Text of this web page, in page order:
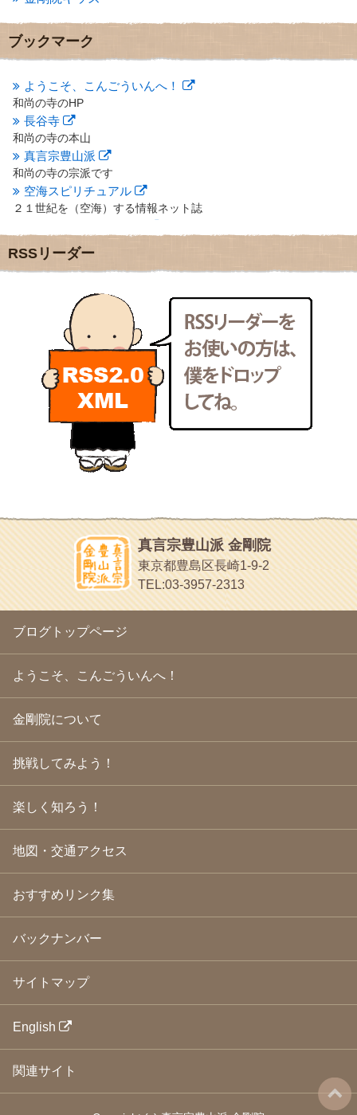
2013年1月(6)
2012年12月(7)
2012年11月(7)
2012年10月
2012年8月
(9)
2012年7月(10)
2012年6月
2012年5月(16)
2012年4月 (16)
2012年3月(17)
2012年2月(20)
2012年1月(25)
2011年11月(28)
2011年10月(31)
2011年9月(24)
2011年7月(18)
2011年6月
2011年5月
(15)
2011年4月(17)
2011年3月(15)
2011年2月
2011年1月(22)
2010年12月(21)
2010年11月
2010年10月(13)
(16)
2010年6月(18)
2010年5月(22)
2010年4月(25)
2010年3月
(22)
2010年2月(23)
2010年1月(23)
(18)
2009年11月
(20)
2009年10月(20)
2009年9月 (20)
2009年6月(22)
2009年5月(20)
2009年4月
(24)
2009年3月(21)
2009年2月(19)
2009年1月(25)
2008年10月
(31)
2008年9月(24)
2008年8月(24)
2008年5月(21)
(24)
2008年2月 (21)
2008年1月(23)
2007年12月
2007年9月
2007年8月(26)
ブックマーク
ようこそ、こんごういんへ！
和尚の寺のHP
長谷寺
和尚の寺の本山
真言宗豊山派
和尚の寺の宗派です
空海スピリチュアル
２１世紀を（空海）する情報ネット誌
地域のライターさんです
小豆島 圓満寺
新聞屋の道具箱
新聞社で使われる用語の解説など
makotoさんの御符内巡礼記
東京の巡礼記です
POLYHEDON
いろいろなことが書いてあるよ
bunchan
あちこち行って！
目白鍼灸院
日本人の繊細な体質にあわせた、やさしく気持ちよい鍼灸治療で
ほうげん日記
放言じゃなくて和尚さんの名前だよ
面白いサイトみつけたよ。
ヘェ～という感じ
chocolab.Air♪DIALY
ラブラドールのワンちゃんがかわいいよ
RSSリーダー
真言宗豊山派 金剛院
東京都豊島区長崎1-9-2
TEL:03-3957-2313
ブログトップページ
ようこそ、こんごういんへ！
金剛院について
挑戦してみよう！
楽しく知ろう！
地図・交通アクセス
おすすめリンク集
バックナンバー
サイトマップ
English
関連サイト